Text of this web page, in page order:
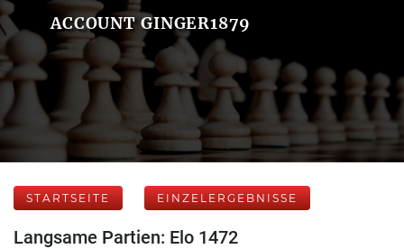
ACCOUNT GINGER1879
STARTSEITE EINZELERGEBNISSE
Langsame Partien: Elo 1472